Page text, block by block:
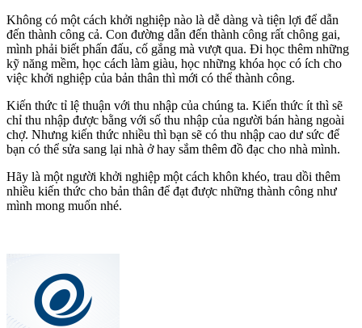
Không có một cách khởi nghiệp nào là dễ dàng và tiện lợi để dẫn
đến thành công cả. Con đường dẫn đến thành công rất chông gai,
mình phải biết phấn đấu, cố gắng mà vượt qua. Đi học thêm những
kỹ năng mềm, học cách làm giàu, học những khóa học có ích cho
việc khởi nghiệp của bản thân thì mới có thể thành công.
Kiến thức tỉ lệ thuận với thu nhập của chúng ta. Kiến thức ít thì sẽ
chỉ thu nhập được bằng với số thu nhập của người bán hàng ngoài
chợ. Nhưng kiến thức nhiều thì bạn sẽ có thu nhập cao dư sức để
bạn có thể sửa sang lại nhà ở hay sắm thêm đồ đạc cho nhà mình.
Hãy là một người khởi nghiệp một cách khôn khéo, trau dồi thêm
nhiều kiến thức cho bản thân để đạt được những thành công như
mình mong muốn nhé.